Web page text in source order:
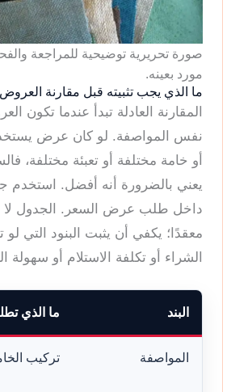
صورة تحريرية توضيحية للمراجعة
مورد بعينه.
ما الذي يجب تثبيته قبل مقارنة
المقارنة العادلة تبدأ عندما تكون
نفس المواصفة. لو كان عرض
أو خامة مختلفة أو تعبئة مختلفة،
يعني بالضرورة أنه أفضل. استخدم
داخل طلب عرض السعر. الجدول لا
معقدًا؛ يكفي أن يثبت البنود التي لو
الشراء أو تكلفة الاستلام أو سهولة
البند ما الذي
المواصفة تركيب